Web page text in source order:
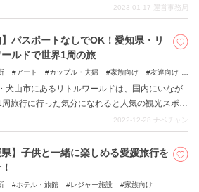
り、様々なジャンルのお店が立ち並んでいま
ある老舗や高級店もある一方で、手に取りやす
の商品が揃った食品店・雑貨店も多く、老若男
人が集まる有名な商店街、錦市場もあります。
事では、そんな河原町・烏丸エリアの１万円以
れるおすすめホテルを４つご紹介します。
2023-01-17 運営事務局
】パスポートなしでOK！愛知県・リ
ールドで世界1周の旅
アート カップル・夫婦 家族向け
友達向け
犬山市にあるリトルワールドは、国内にいなが
周旅行に行った気分になれると人気の観光スポッ
当記事ではリトルワールドの見どころや、楽し
するおすすめコースなどを紹介します。
2022-12-28 ナベチャン
県】子供と一緒に楽しめる愛媛旅行を
ホテル・旅館 レジャー施設 家族向け